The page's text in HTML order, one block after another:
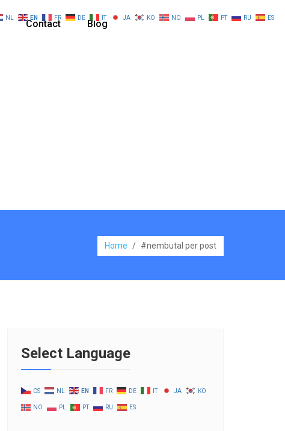
Contact Blog
Home / #nembutal per post
Select Language
CS NL EN FR DE IT JA KO
NO PL PT RU ES
NL EN FR DE IT JA KO NO PL PT RU ES